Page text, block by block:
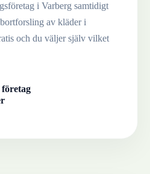
i Varberg samtidigt
av kläderi
och du väljer själv vilket